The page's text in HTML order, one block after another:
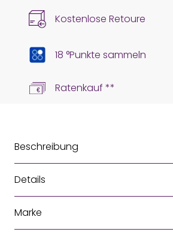
Kostenlose Retoure
18 °Punkte sammeln
Ratenkauf **
Beschreibung
Details
Marke